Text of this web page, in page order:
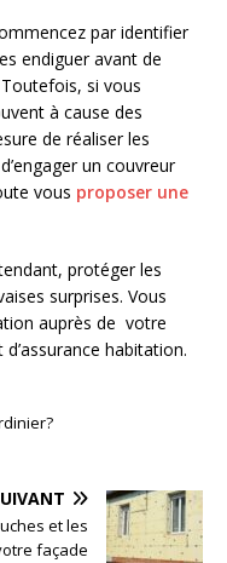
par identifier
endiguer avant de
si vous
à cause des
de réaliser les
un couvreur
vous proposer une
protéger les
surprises. Vous
auprès de votre
habitation.
et les
façade